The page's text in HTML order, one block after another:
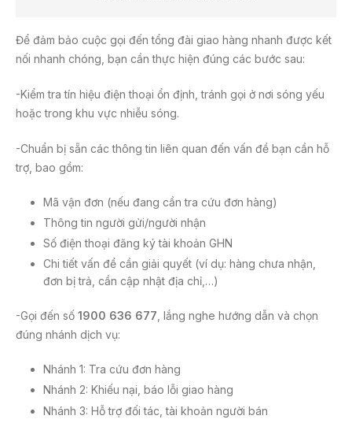
Để đảm bảo cuộc gọi đến tổng đài giao hàng nhanh được kết
nối nhanh chóng, bạn cần thực hiện đúng các bước sau:
-Kiểm tra tín hiệu điện thoại ổn định, tránh gọi ở nơi sóng yếu
hoặc trong khu vực nhiễu sóng.
-Chuẩn bị sẵn các thông tin liên quan đến vấn đề bạn cần hỗ
trợ, bao gồm:
Mã vận đơn (nếu đang cần tra cứu đơn hàng)
Thông tin người gửi/người nhận
Số điện thoại đăng ký tài khoản GHN
Chi tiết vấn đề cần giải quyết (ví dụ: hàng chưa nhận,
đơn bị trả, cần cập nhật địa chỉ,…)
-Gọi đến số 1900 636 677 , lắng nghe hướng dẫn và chọn
đúng nhánh dịch vụ:
Nhánh 1: Tra cứu đơn hàng
Nhánh 2: Khiếu nại, báo lỗi giao hàng
Nhánh 3: Hỗ trợ đối tác, tài khoản người bán